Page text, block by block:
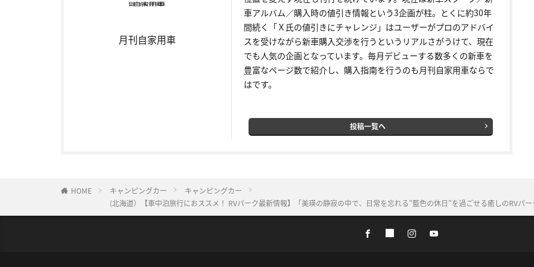
月刊自家用車
車アルバム／購入時の値引き情報という3企画が柱。とくに約30年
間続く「Ｘ氏の値引きにチャレンジ」はユーザーがプロのアドバイ
スを受けながら新車購入交渉を行うというリアルさがうけて、現在
でも人気の企画となっています。毎月デビューする数多くの新車を
豊富なページ数で紹介し、購入指南を行うのも月刊自家用車ならで
はです。
投稿一覧へ
HOME キャンピングカー
キャンピングカー
(北海道）【車中泊旅行におススメ！ RVパーク最新情報】「美瑛の静寂の中で、日常を忘れる”藍色の休日”を過ごせる癒しのRVパ